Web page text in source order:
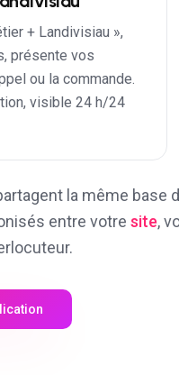
+ Landivisiau »,
présente vos
ou la commande.
visible 24 h/24
la même
entre votre site,